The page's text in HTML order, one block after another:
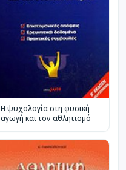
Η ψυχολογία στη φυσική
αγωγή και τον αθλητισμό